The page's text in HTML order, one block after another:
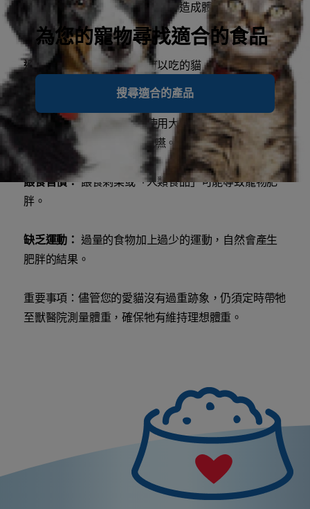
為您的寵物尋找適合的食品
搜尋適合的產品
生理疾病：有些時候生理疾病會造成體重增加，需要
特別治療。
過量餵食： 隨時都有食物可以吃的貓，通常吃進的量
會比實際需求來的多。
過量進食：許多寵物食品使用大量的鹽與脂肪來提升
口味，卻會造成寵物狼吞虎嚥。
餵食習慣：餵食剩菜或「人類食品」可能導致寵物肥
胖。
缺乏運動： 過量的食物加上過少的運動，自然會產生
肥胖的結果。
重要事項：儘管您的愛貓沒有過重跡象，仍須定時帶牠
至獸醫院測量體重，確保牠有維持理想體重。